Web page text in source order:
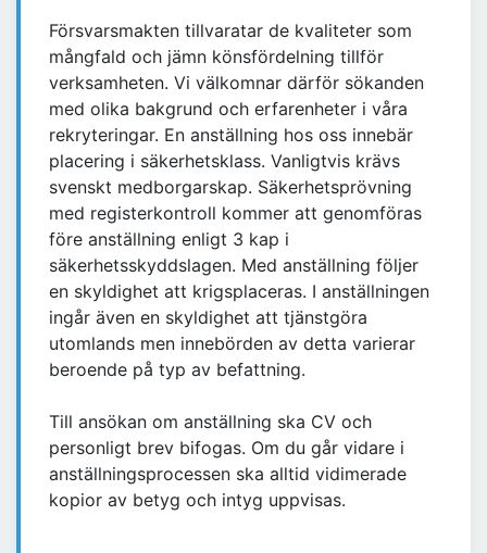
Försvarsmakten tillvaratar de kvaliteter som
mångfald och jämn könsfördelning tillför
verksamheten. Vi välkomnar därför sökanden
med olika bakgrund och erfarenheter i våra
rekryteringar. En anställning hos oss innebär
placering i säkerhetsklass. Vanligtvis krävs
svenskt medborgarskap. Säkerhetsprövning
med registerkontroll kommer att genomföras
före anställning enligt 3 kap i
säkerhetsskyddslagen. Med anställning följer
en skyldighet att krigsplaceras. I anställningen
ingår även en skyldighet att tjänstgöra
utomlands men innebörden av detta varierar
beroende på typ av befattning.
Till ansökan om anställning ska CV och
personligt brev bifogas. Om du går vidare i
anställningsprocessen ska alltid vidimerade
kopior av betyg och intyg uppvisas.